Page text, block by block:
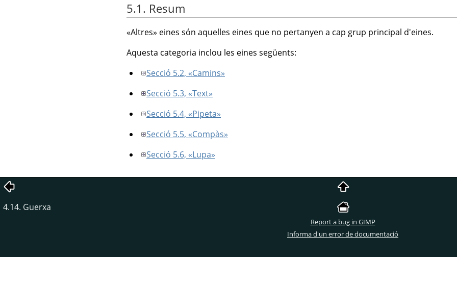
5.1. Resum
«Altres» eines són aquelles eines que no pertanyen a cap grup principal d'eines.
Aquesta categoria inclou les eines següents:
Secció 5.2, «Camins»
Secció 5.3, «Text»
Secció 5.4, «Pipeta»
Secció 5.5, «Compàs»
Secció 5.6, «Lupa»
4.14. Guerxa
Report a bug in GIMP
Informa d'un error de documentació